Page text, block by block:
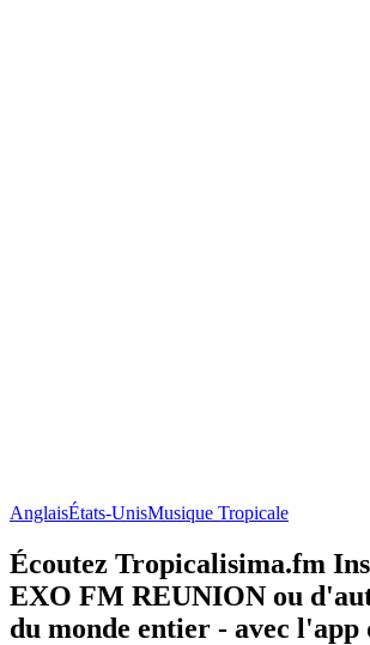
AnglaisÉtats-UnisMusique Tropicale
Écoutez Tropicalisima.fm
EXO FM REUNION ou
du monde entier - avec